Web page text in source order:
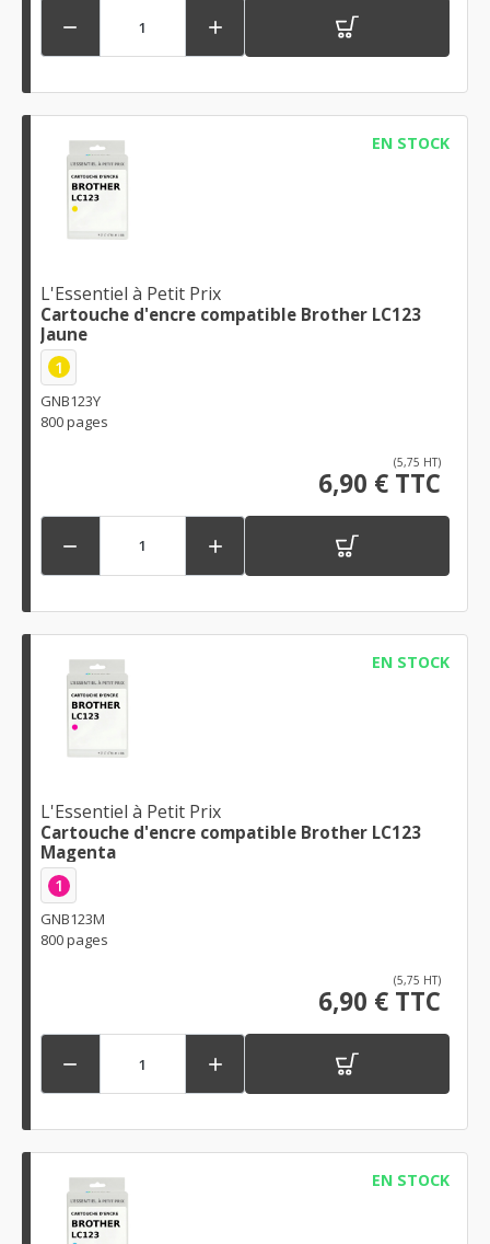
 
EN STOCK
L'Essentiel à Petit Prix
Cartouche d'encre compatible Brother LC123
Jaune
1
GNB123Y
800 pages
(5,75 HT)
6,90 € TTC
 
EN STOCK
L'Essentiel à Petit Prix
Cartouche d'encre compatible Brother LC123
Magenta
1
GNB123M
800 pages
(5,75 HT)
6,90 € TTC
 
EN STOCK